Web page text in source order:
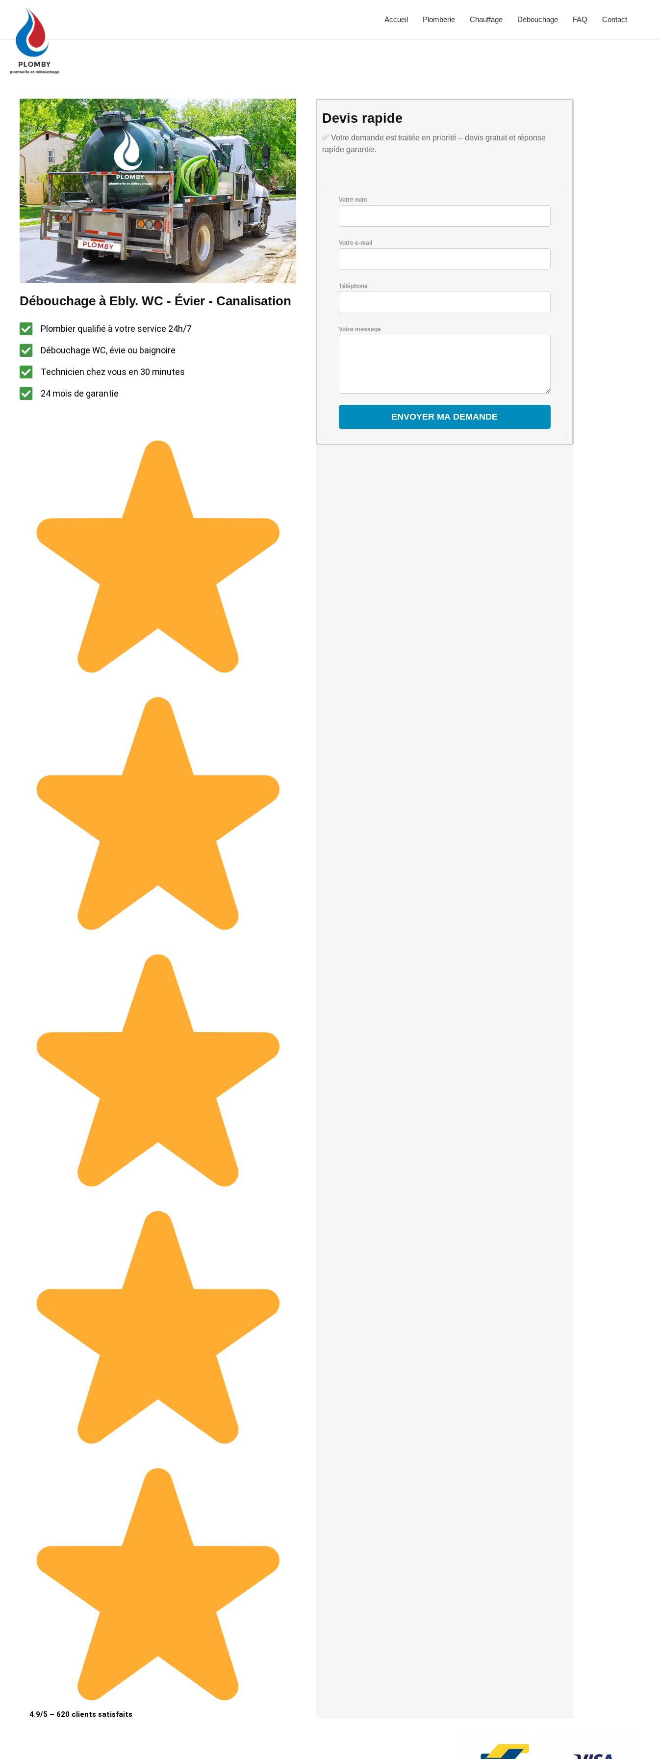
Accueil Plomberie Chauffage Débouchage FAQ Contact
Débouchage à Ebly. WC - Évier - Canalisation
Plombier qualifié à votre service 24h/7
Débouchage WC, évie ou baignoire
Technicien chez vous en 30 minutes
24 mois de garantie
4.9/5 – 620 clients satisfaits
Devis rapide
✅ Votre demande est traitée en priorité – devis gratuit et réponse
rapide garantie.
Votre nom
Votre e-mail
Téléphone
Votre message